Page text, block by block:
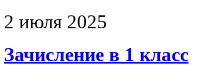
2 июля 2025
Зачисление в 1 класс